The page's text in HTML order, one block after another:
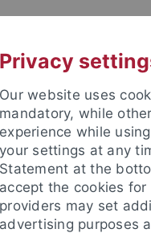
Privacy
Our website uses
mandatory, while
experience while
your settings at any
Statement at the
accept the cookies
providers may set
advertising purposes